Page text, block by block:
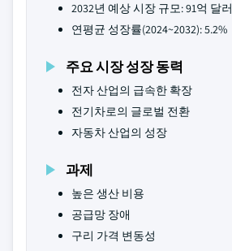
2032년 예상 시장 규모: 91억 달러
연평균 성장률(2024~2032): 5.2%
주요 시장 성장 동력
전자 산업의 급속한 확장
전기차로의 글로벌 전환
자동차 산업의 성장
과제
높은 생산 비용
공급망 장애
구리 가격 변동성